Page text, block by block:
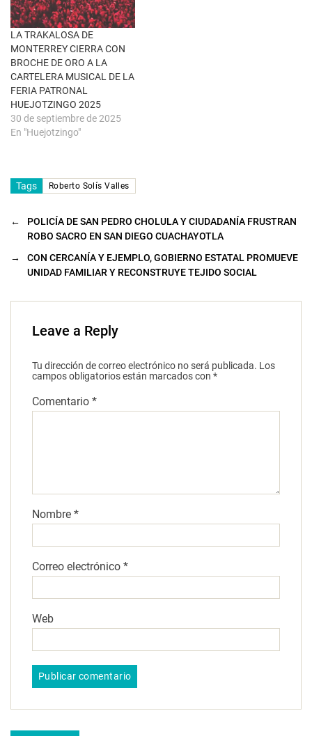
n
a
n
u
e
v
a
)
LA TRAKALOSA DE
MONTERREY CIERRA CON
BROCHE DE ORO A LA
CARTELERA MUSICAL DE LA
FERIA PATRONAL
HUEJOTZINGO 2025
30 de septiembre de 2025
En "Huejotzingo"
Tags Roberto Solís Valles
←
POLICÍA DE SAN PEDRO CHOLULA Y CIUDADANÍA FRUSTRAN
ROBO SACRO EN SAN DIEGO CUACHAYOTLA
→
CON CERCANÍA Y EJEMPLO, GOBIERNO ESTATAL PROMUEVE
UNIDAD FAMILIAR Y RECONSTRUYE TEJIDO SOCIAL
Leave a Reply
Tu dirección de correo electrónico no será publicada. Los
campos obligatorios están marcados con *
Comentario *
Nombre *
Correo electrónico *
Web